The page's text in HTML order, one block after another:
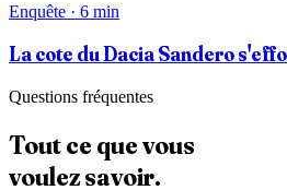
Enquête · 6 min
La cote du Dacia Sandero
Questions fréquentes
Tout ce que vous
voulez savoir.